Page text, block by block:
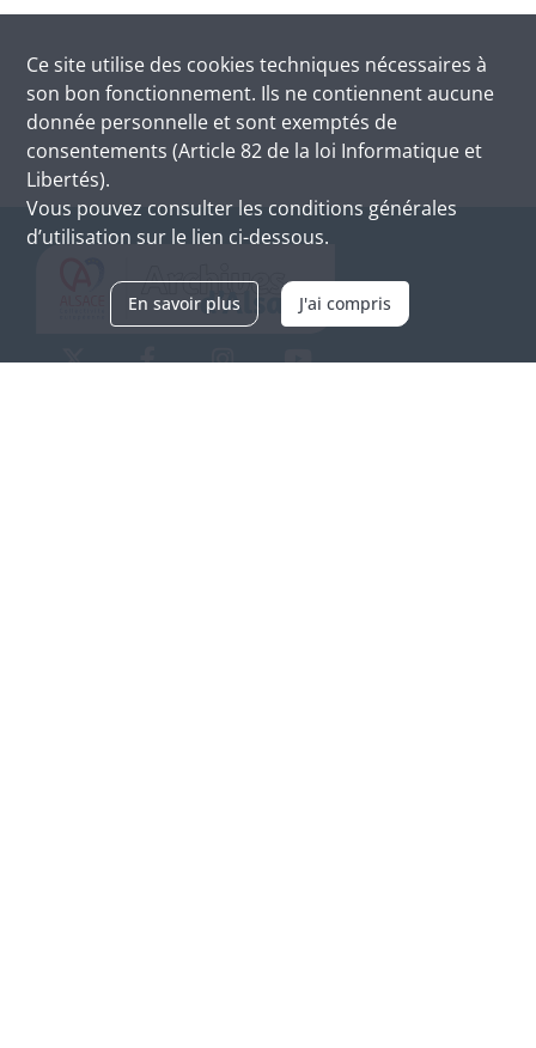
Ce site utilise des cookies techniques nécessaires à
son bon fonctionnement. Ils ne contiennent aucune
donnée personnelle et sont exemptés de
consentements (Article 82 de la loi Informatique et
Libertés).
Vous pouvez consulter les conditions générales
d’utilisation sur le lien ci-dessous.
En savoir plus J'ai compris